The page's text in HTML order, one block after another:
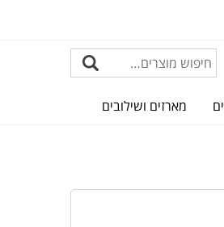
מארזים ושילובים